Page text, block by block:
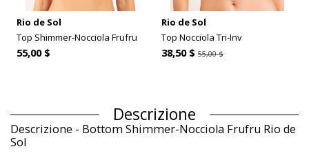
Rio de Sol
Top Shimmer-Nocciola Frufru
55,00 $
Rio de Sol
Top Nocciola Tri-Inv
38,50 $ 55,00 $
Descrizione
Descrizione - Bottom Shimmer-Nocciola Frufru Rio de
Sol